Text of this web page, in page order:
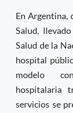
En Argentina,
Salud,
Salud de la
hospital
modelo
hospitalaria
servicios se